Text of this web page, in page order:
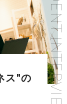
ス"の